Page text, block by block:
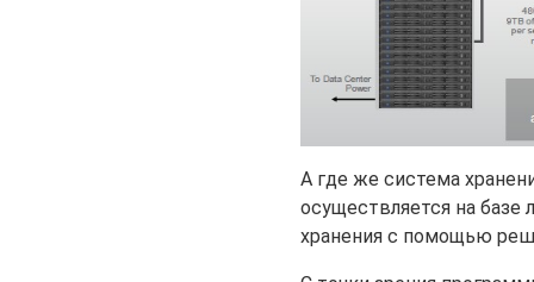
А где же система
осуществляется на
хранения с помощью